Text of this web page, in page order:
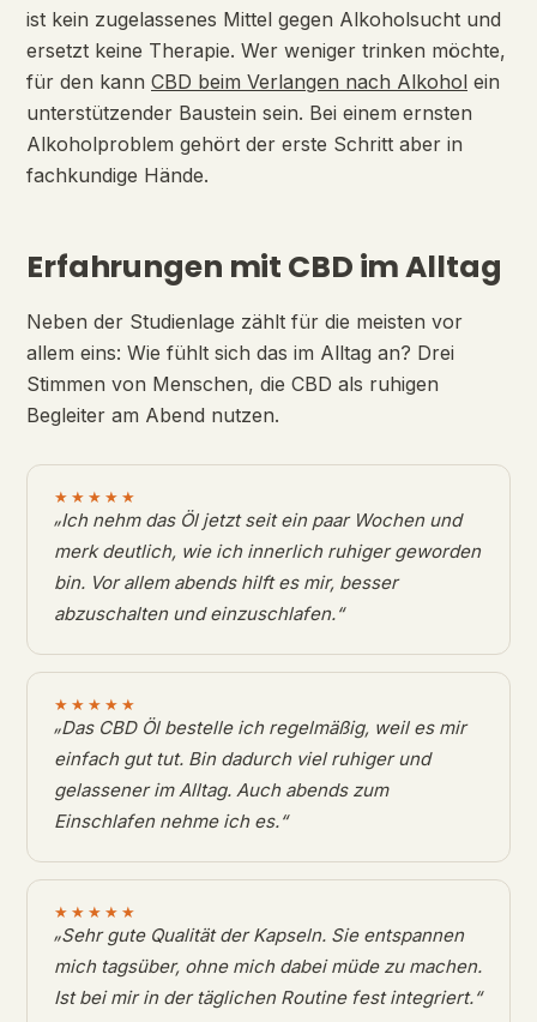
ist kein zugelassenes Mittel gegen Alkoholsucht und
ersetzt keine Therapie. Wer weniger trinken möchte,
für den kann CBD beim Verlangen nach Alkohol ein
unterstützender Baustein sein. Bei einem ernsten
Alkoholproblem gehört der erste Schritt aber in
fachkundige Hände.
Erfahrungen mit CBD im Alltag
Neben der Studienlage zählt für die meisten vor
allem eins: Wie fühlt sich das im Alltag an? Drei
Stimmen von Menschen, die CBD als ruhigen
Begleiter am Abend nutzen.
★★★★★
„Ich nehm das Öl jetzt seit ein paar Wochen und
merk deutlich, wie ich innerlich ruhiger geworden
bin. Vor allem abends hilft es mir, besser
abzuschalten undeinzuschlafen.“
★★★★★
„Das CBD Öl bestelle ich regelmäßig, weil es mir
einfach gut tut. Bin dadurch viel ruhiger und
gelassener im Alltag. Auch abends zum
Einschlafen nehme ich es.“
★★★★★
„Sehr gute Qualität der Kapseln. Sie entspannen
mich tagsüber, ohne mich dabei müde zu machen.
Ist bei mir in der täglichen Routine festintegriert.“